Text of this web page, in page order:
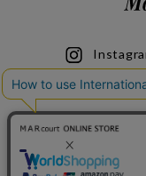
iOS
©